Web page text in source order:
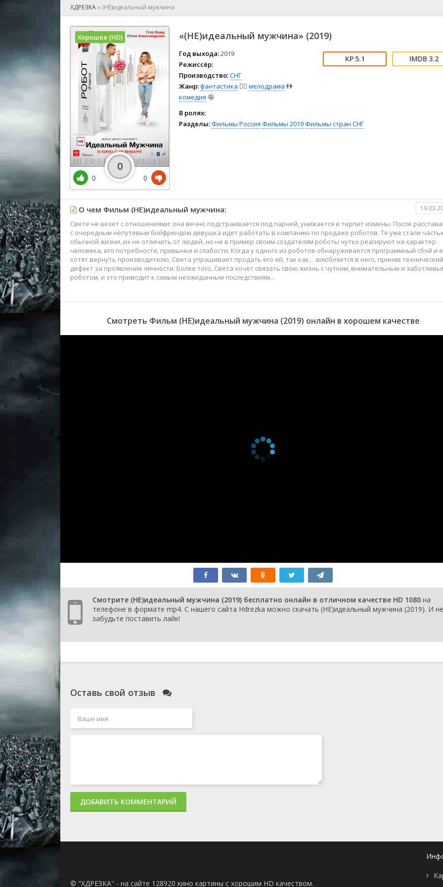
🕺 Мюзикл
👨‍💼 Новости
👨‍💻 Реальное тв
👨‍👩‍👧‍👦 Семейный
⚽ Спорт
🎤 Ток-шоу
😱 Ужасы
🧙‍♀️ Фантастика
🏅 Церемония
ХДРЕЗКА» (НЕ)идеальный мужчина
«(НЕ)идеальный мужчина» (2019)
Год выхода:2019
Режиссёр:
Производство:СНГ
Жанр:фантастика 🧙‍♀️ мелодрама 👫
комедия 🤪
5.1 3.2
В ролях:
Разделы:Фильмы Россия Фильмы 2019Фильмы стран СНГ
Хорошее (HD)
0
0
0
О чем Фильм (НЕ)идеальный мужчина:
Свете не везет с отношениями: она вечно подстраивается под парней, унижается и терпит измены. После
с очередным непутевым бойфрендом девушка идет работать в компанию по продаже роботов. Те уже стали
обычной жизни, их не отличить от людей, но не в пример своим создателям роботы чутко реагируют на характер
человека, его потребности, привычки и слабости. Когда у одного из роботов обнаруживается программный сбой и
хотят вернуть производителю, Света упрашивает продать его ей, так как… влюбляется в него, приняв технический
дефект за проявление личности. Более того, Света хочет связать свою жизнь с чутким, внимательным и
роботом, и это приводит к самым неожиданным последствиям...
Смотреть Фильм (НЕ)идеальный мужчина (2019) онлайн в хорошем качестве
Смотрите (НЕ)идеальный мужчина (2019) бесплатно онлайн в отличном качестве HD 1080 на
телефоне в формате mp4. С нашего сайта Hdrezka можно скачать (НЕ)идеальный мужчина (2019). И не
забудьте поставить лайк!
Оставь свой отзыв
ДОБАВИТЬ КОММЕНТАРИЙ
© "ХДРЕЗКА" - на сайте 128920 кино картины с хорошим HD качеством.